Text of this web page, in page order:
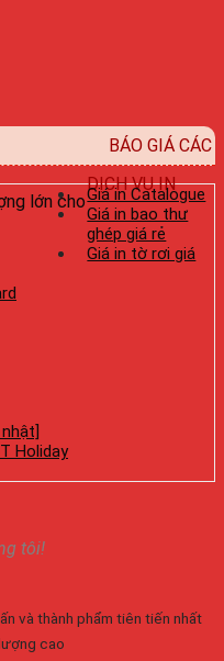
lớn cho
BÁO GIÁ CÁC
DỊCH VỤ IN
Giá in Catalogue
Giá in bao thư
ghép giá rẻ
Giá in tờ rơi giá
Holiday
tôi!
và thành phẩm tiên tiến nhất
cao